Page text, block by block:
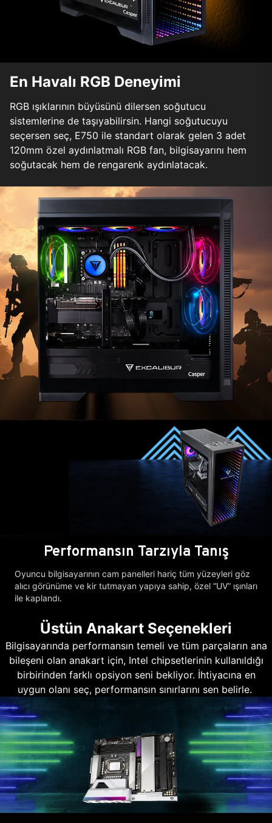
En Havalı RGB Deneyimi
RGB ışıklarının büyüsünü dilersen soğutucu
sistemlerine de taşıyabilirsin. Hangi soğutucuyu
seçersen seç, E750 ile standart olarak gelen 3 adet
120mm özel aydınlatmalı RGB fan, bilgisayarını hem
soğutacak hem de rengarenk aydınlatacak.
Performansın Tarzıyla Tanış
Oyuncu bilgisayarının cam panelleri hariç tüm yüzeyleri göz
alıcı görünüme ve kir tutmayan yapıya sahip, özel “UV” ışınları
ile kaplandı.
Üstün Anakart Seçenekleri
Bilgisayarında performansın temeli ve tüm parçaların ana
bileşeni olan anakart için, Intel chipsetlerinin kullanıldığı
birbirinden farklı opsiyon seni bekliyor. İhtiyacına en
uygun olanı seç, performansın sınırlarını sen belirle.